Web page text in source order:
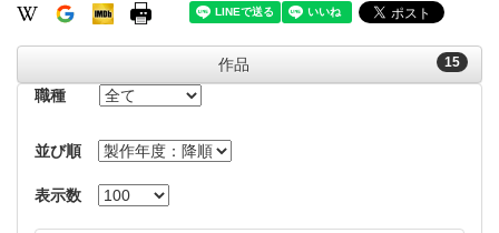
15
作品
職種
並び順
表示数